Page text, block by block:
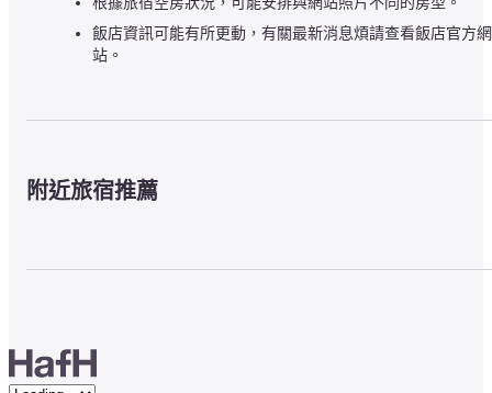
飯店資訊可能有所更動，有關最新消息煩請查看飯店官方網
站。
附近旅宿推薦